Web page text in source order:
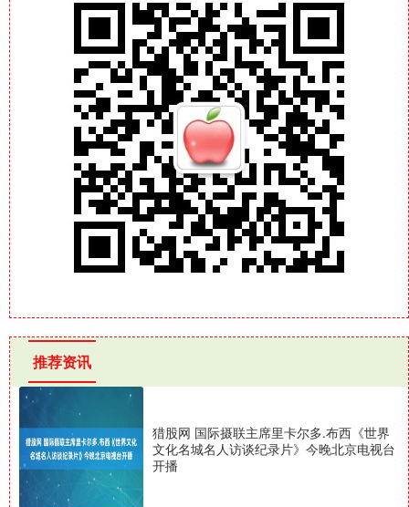
推荐资讯
猎股网 国际摄联主席里卡尔多.布西《世界
文化名城名人访谈纪录片》今晚北京电视台
开播